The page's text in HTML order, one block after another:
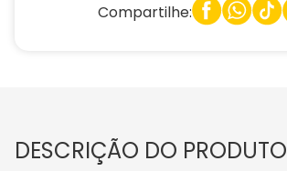
Compartilhe:
DESCRIÇÃO DO PRODUTO